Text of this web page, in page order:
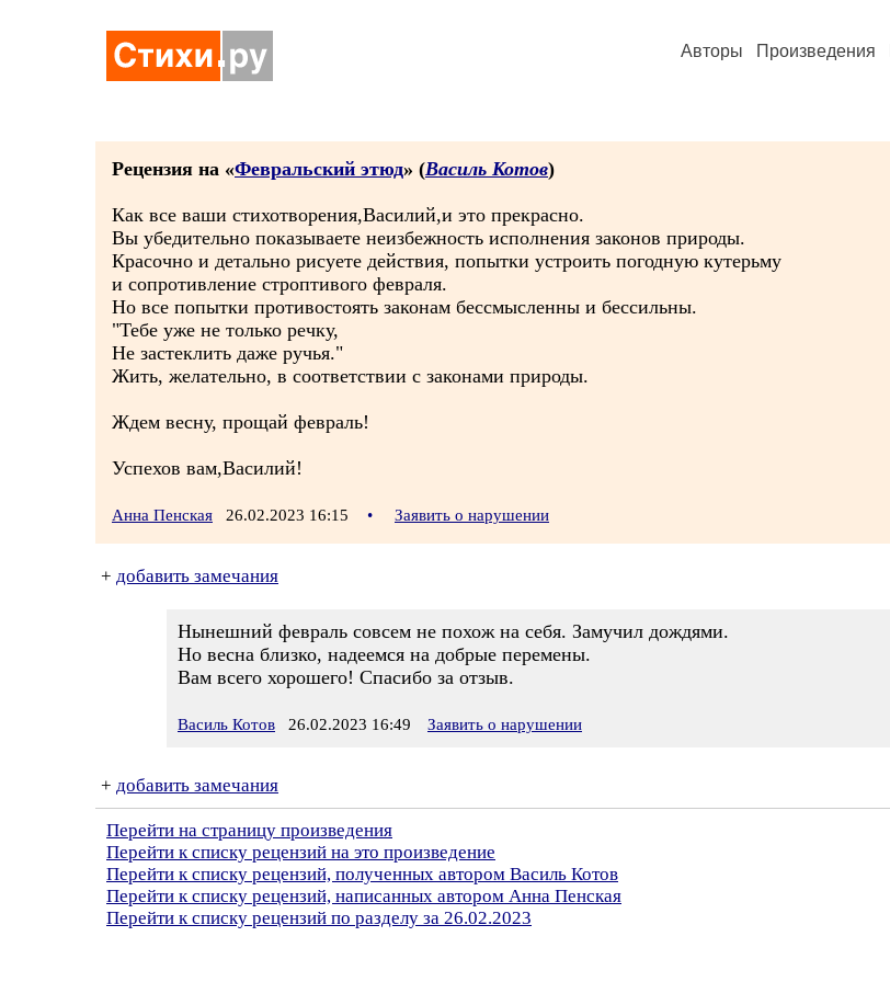
Авторы Произведения
Рецензия на «Февральский этюд» (Василь Котов)
Как все ваши стихотворения,Василий,и это прекрасно.
Вы убедительно показываете неизбежность исполнения законов природы.
Красочно и детально рисуете действия, попытки устроить погодную кутерьму
и сопротивление строптивого февраля.
Но все попытки противостоять законам бессмысленны и бессильны.
"Тебе уже не только речку,
Не застеклить даже ручья."
Жить, желательно, в соответствии с законами природы.
Ждем весну, прощай февраль!
Успехов вам,Василий!
Анна Пенская 26.02.2023 16:15 • Заявить о нарушении
+ добавить замечания
Нынешний февраль совсем не похож на себя. Замучил дождями.
Но весна близко, надеемся на добрые перемены.
Вам всего хорошего! Спасибо за отзыв.
Василь Котов 26.02.2023 16:49 Заявить о нарушении
+ добавить замечания
Перейти на страницу произведения
Перейти к списку рецензий на это произведение
Перейти к списку рецензий, полученных автором Василь Котов
Перейти к списку рецензий, написанных автором Анна Пенская
Перейти к списку рецензий по разделу за 26.02.2023